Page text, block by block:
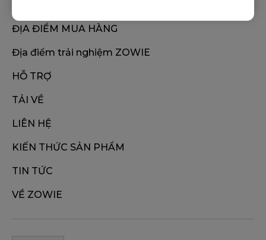
ĐỊA ĐIỂM MUA HÀNG
Địa điểm trải nghiệm ZOWIE
HỖ TRỢ
TẢI VỀ
LIÊN HỆ
KIẾN THỨC SẢN PHẨM
TIN TỨC
VỀ ZOWIE